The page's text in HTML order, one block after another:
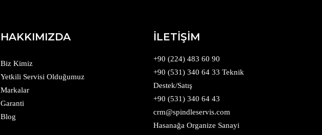
HAKKIMIZDA
Biz Kimiz
Yetkili Servisi Olduğumuz
Markalar
Garanti
Blog
İLETİŞİM
+90 (224) 483 60 90
+90 (531) 340 64 33 Teknik
Destek/Satış
+90 (531) 340 64 43
crm@spindleservis.com
Hasanağa Organize Sanayi